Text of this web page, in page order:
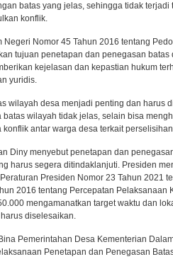
batas yang jelas, sehingga tidak
konflik.
Negeri Nomor 45 Tahun 2016 tentang
tujuan penetapan dan penegasan
kejelasan dan kepastian hukum
yuridis.
wilayah desa menjadi penting dan harus
batas wilayah tidak jelas, selain bisa
antar warga desa terkait
Diny menyebut penetapan dan
harus segera ditindaklanjuti. Presiden
Presiden Nomor 23 Tahun 2021
2016 tentang Percepatan Pelaksanaan
mengamanatkan target waktu dan
diselesaikan.
Pemerintahan Desa Kementerian
Penetapan dan Penegasan